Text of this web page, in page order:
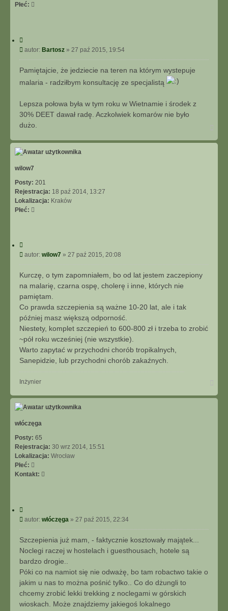
Płeć:
yP
o
s
autor: Bartosz » 27 paź 2015, 19:54
Pamiętajcie, że jedziecie na teren na którym wystepuje
malaria - radziłbym konsultację ze specjalistą
Lepsza połowa była w tym roku w Wietnamie i środek z
30% DEET dawał radę. Aczkolwiek komarów nie było
dużo.
g
wilow7
Posty: 201
Rejestracja: 18 paź 2014, 13:27
Lokalizacja: Kraków
Płeć:
y
j
P
s
autor: wilow7 » 27 paź 2015, 20:08
Kurczę, o tym zapomniałem, bo od lat jestem zaczepiony
na malarię, czarna ospę, cholerę i inne, których nie
pamiętam.
Co prawda szczepienia są ważne 10-20 lat, ale i tak
później masz większą odporność.
Niestety, komplet szczepień to 600-800 zł i trzeba to zrobić
~pół roku wcześniej (nie wszystkie).
Warto zapytać w przychodni chorób tropikalnych,
Sanepidzie, lub przychodni chorób zakaźnych.
Inżynier
g
włóczęga
Posty: 65
Rejestracja: 30 wrz 2014, 15:51
Lokalizacja: Wrocław
Płeć:
Kontakt:
a
k
t
s
i
ę
z
w
y
j
P
o
s
t
autor: włóczęga » 27 paź 2015, 22:34
Szczepienia już mam, - faktycznie kosztowały majątek...
Noclegi raczej w hostelach i guesthousach, hotele są
bardzo drogie..
Póki co na namiot się nie odważę, bo tam robactwo takie o
jakim u nas to można pośnić tylko.. Co do dżungli to
chcemy zrobić lekki trekking z noclegami w górskich
wioskach. Może znajdziemy jakiegoś lokalnego